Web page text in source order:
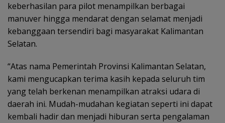
keberhasilan para pilot menampilkan berbagai
manuver hingga mendarat dengan selamat menjadi
kebanggaan tersendiri bagi masyarakat Kalimantan
Selatan.
“Atas nama Pemerintah Provinsi Kalimantan Selatan,
kami mengucapkan terima kasih kepada seluruh tim
yang telah berkenan menampilkan atraksi udara di
daerah ini. Mudah-mudahan kegiatan seperti ini dapat
kembali hadir dan menjadi hiburan serta pengalaman